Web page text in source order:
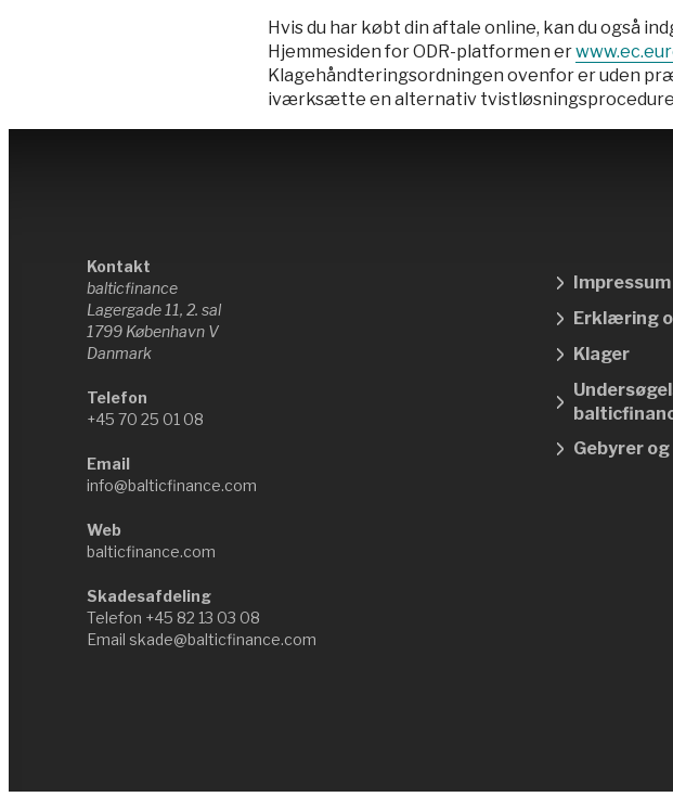
Hvis du har købt din aftale online, kan du også
Hjemmesiden for ODR-platformen er
Klagehåndteringsordningen ovenfor er uden
iværksætte en alternativ
Kontakt
balticfinance
Lagergade 11, 2. sal
1799 København V
Danmark
Telefon
+45 70 25 01 08
Email
info@balticfinance.com
Web
balticfinance.com
Skadesafdeling
Telefon +45 82 13 03 08
Email skade@balticfinance.com
Impressum
Erklæring
Klager
Gebyrer